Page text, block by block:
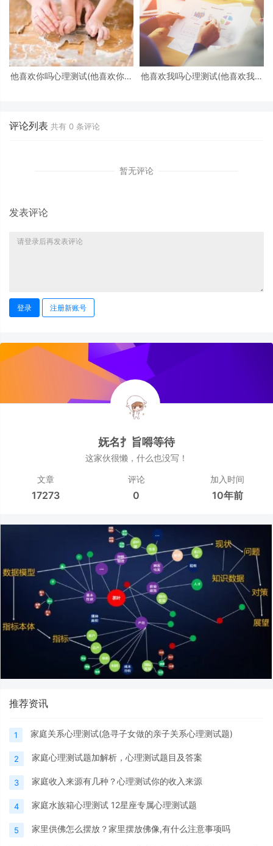
他喜欢你吗心理测试(他喜欢你吗
他喜欢我吗心理测试(他喜欢我吗
评论列表 共有 0 条评论
暂无评论
发表评论
登录 注册新账号
妩名扌旨嘚等待
这家伙很懒，什么也没写！
文章
17273
评论
0
加入时间
10年前
推荐资讯
1 家庭关系心理测试(急寻子女做的亲子关系心理测试题)
2 家庭心理测试题加解析，心理测试题目及答案
3 家庭收入来源有几种？心理测试你的收入来源
4 家庭水族箱心理测试 12星座专属心理测试题
5 家里供佛怎么摆放？家里摆放佛像,有什么注意事项吗